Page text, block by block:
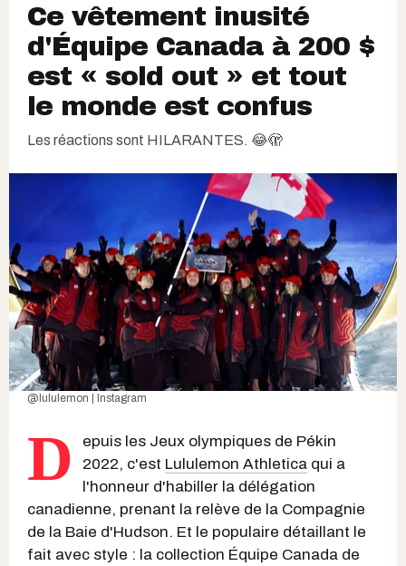
Ce vêtement inusité
d'Équipe Canada à 200 $
est « sold out » et tout
le monde est confus
Les réactions sont HILARANTES. 😂🫣
@lululemon | Instagram
D
epuis les Jeux olympiques de Pékin
2022, c'est Lululemon Athletica qui a
l'honneur d'habiller la délégation
canadienne, prenant la relève de la Compagnie
de la Baie d'Hudson. Et le populaire détaillant le
fait avec style : la collection Équipe Canada de